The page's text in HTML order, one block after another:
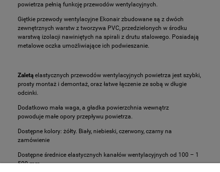
powietrza pełnią funkcję przewodów wentylacyjnych.
Giętkie przewody wentylacyjne Ekonair zbudowane są z dwóch
zewnętrznych warstw z tworzywa PVC, przedzielonych w środku
warstwą izolacji nawiniętych na spirali z drutu stalowego. Posiadają
metalowe oczka umożliwiające ich podwieszanie.
Zaletą elastycznych przewodów wentylacyjnych powietrza jest szybki,
prosty montaż i demontaż, oraz łatwe łączenie ze sobą w długie
odcinki.
Dodatkowo mała waga, a gładka powierzchnia wewnątrz
powoduje małe opory przepływu powietrza.
Dostępne kolory: żółty. Biały, niebieski, czerwony, czarny na
zamówienie
Dostępne średnice elastycznych kanałów wentylacyjnych od 100 – 1
500 mm